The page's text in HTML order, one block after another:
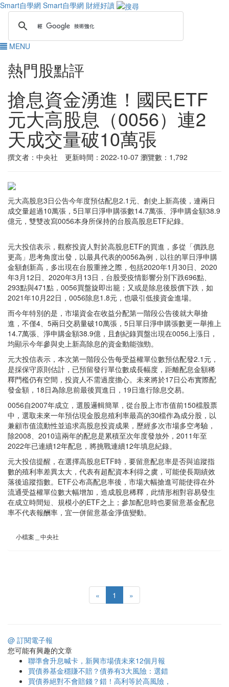
Smart自學網 Smart自學網 財經好讀
MENU
熱門股點評
搶息資金湧進！國民ETF
元大高股息（0056）連2
天成交量破10萬張
撰文者：中央社 更新時間：2022-10-07 瀏覽數：1,792
元大高股息3日公告今年度預估配息2.1元、創史上新高後，連兩日
成交量超過10萬張，5日單日淨申購張數14.7萬張、淨申購金額38.9
億元，雙雙改寫0056本身所保持的台股高股息ETF紀錄。
元大投信表示，觀察投資人對於高股息ETF的買進，多從「價跌息
更高」思考角度出發，以最具代表的0056為例，以往的單日淨申購
金額創新高，多出現在台股重挫之際，包括2020年1月30日、2020
年3月12日、2020年3月13日，台股受疫情影響分別下跌696點、
293點與471點，0056買盤旋即出籠；又或是除息後股價下跌，如
2021年10月22日，0056除息1.8元，也吸引低接資金進場。
而今年特別的是，市場資金在收益分配第一階段公告後就大舉搶
進，不僅4、5兩日交易量破10萬張，5日單日淨申購張數更一舉推上
14.7萬張、淨申購金額38.9億，且創紀錄買盤出現在0056上漲日，
均顯示今年參與史上新高除息的資金動能強勁。
元大投信表示，本次第一階段公告每受益權單位數預估配發2.1元，
是採保守原則估計，已預留發行單位數成長幅度，距離配息金額稀
釋門檻仍有空間，投資人不需過度擔心。未來將於17日公布實際配
發金額，18日為除息前最後買進日，19日進行除息交易。
0056自2007年成立，選股邏輯簡單，從台股上市市值前150檔股票
中，選取未來一年預估現金股息殖利率最高的30檔作為成分股，以
兼顧市值流動性並追求高股息投資成果，歷經多次市場多空考驗，
除2008、2010這兩年的配息是累積至次年度發放外，2011年至
2022年已連續12年配息，將挑戰連續12年填息紀錄。
元大投信提醒，在選擇高股息ETF時，要留意配息率是否與追蹤指
數的殖利率差異太大，代表有超配資本利得之虞，可能使長期績效
落後追蹤指數。ETF公布高配息率後，市場大幅搶進可能使得在外
流通受益權單位數大幅增加，造成股息稀釋，此情形相對容易發生
在成立時間短、規模小的ETF之上；參加配息時也要留意基金配息
率不代表報酬率，宜一併留意基金淨值變動。
小檔案＿中央社
« 1 »
@ 訂閱電子報
您可能有興趣的文章
聯準會升息喊卡，新興市場債未來12個月報
買債券基金穩賺不賠？債券有3大風險：選錯
買債券絕對不會賠錢？錯！高利等於高風險，